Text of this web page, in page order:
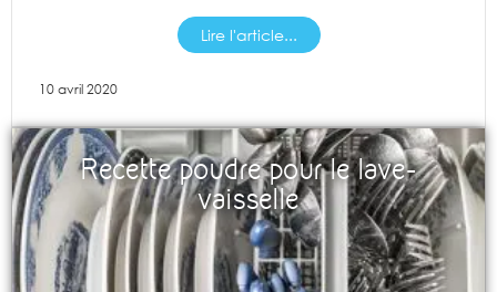
Lire l'article...
10 avril 2020
Recette poudre pour le lave-
vaisselle